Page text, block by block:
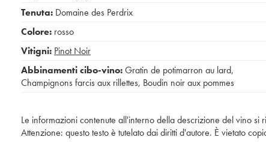
Tenuta: Domaine des Perdrix
Colore: rosso
Vitigni: Pinot Noir
Abbinamenti cibo-vino:Gratin de potimarron au lard,
Champignons farcis aux rillettes, Boudin noir aux pommes
Le informazioni contenute all'interno della descrizione del vino
Attenzione: questo testo è tutelato dai diritti d'autore. È vietato